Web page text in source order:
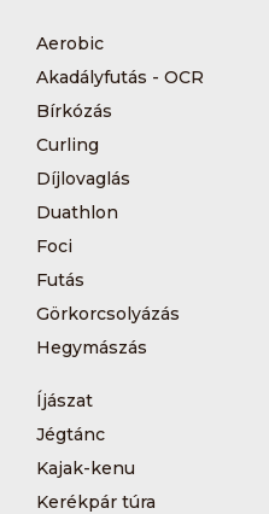
Aerobic
Akadályfutás - OCR
Bírkózás
Curling
Díjlovaglás
Duathlon
Foci
Futás
Görkorcsolyázás
Hegymászás
Íjászat
Jégtánc
Kajak-kenu
Kerékpár túra